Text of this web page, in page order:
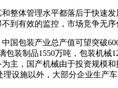
体管理水平都落后于快速发
到有效的监控，市场竞争无
包装产业总产值可望突破
包装制品1550万吨，包装机
主，国产机械由于投资规模
设施以外，大部分企业生产车